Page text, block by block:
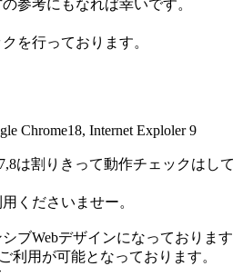
参考にもなれば幸いです。
を行っております。
Chrome18, Internet Exploler 9
は割りきって動作チェックはして
くださいませー。
ブWebデザインになっております
利用が可能となっております。